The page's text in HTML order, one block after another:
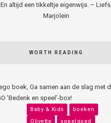
En altijd een tikkeltje eigenwijs. – Liefs,
Marjolein
WORTH READING
Baby & Kids
boeken
Olivette
speelgoed